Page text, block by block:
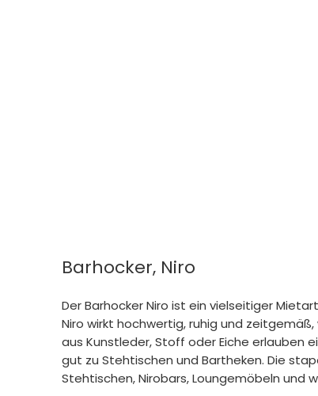
Barhocker, Niro
Der Barhocker Niro ist ein vielseitiger
Niro wirkt hochwertig, ruhig und
aus Kunstleder, Stoff oder Eiche erlauben
gut zu Stehtischen und Bartheken. Die
Stehtischen, Nirobars, Loungemöbeln und